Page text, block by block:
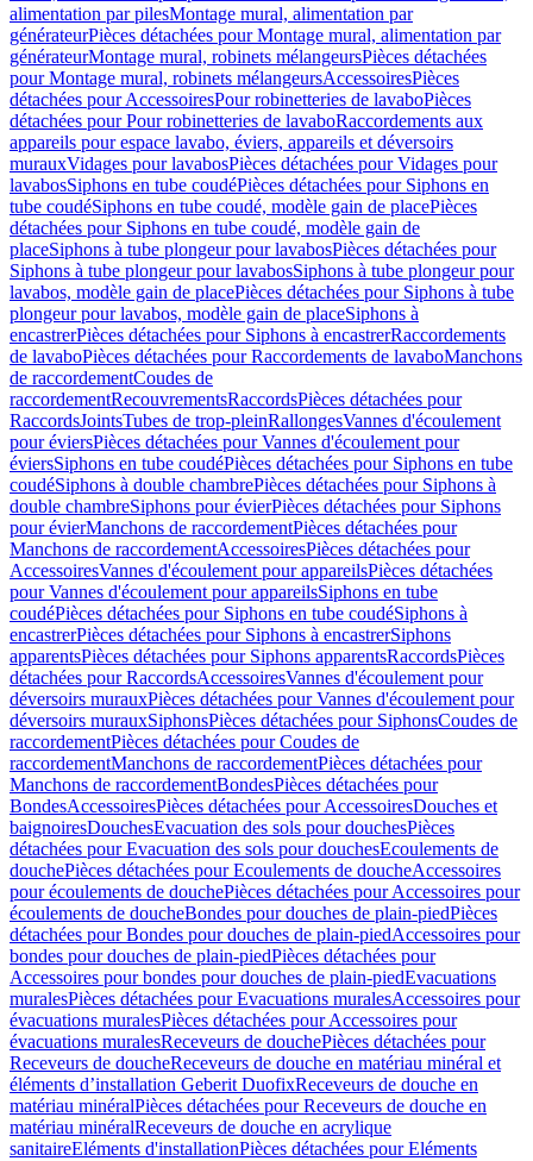
alimentation par pilesMontage mural, alimentation par
générateurPièces détachées pour Montage mural, alimentation par
générateurMontage mural, robinets mélangeursPièces détachées
pour Montage mural, robinets mélangeursAccessoiresPièces
détachées pour AccessoiresPour robinetteries de lavaboPièces
détachées pour Pour robinetteries de lavaboRaccordements aux
appareils pour espace lavabo, éviers, appareils et déversoirs
murauxVidages pour lavabosPièces détachées pour Vidages pour
lavabosSiphons en tube coudéPièces détachées pour Siphons en
tube coudéSiphons en tube coudé, modèle gain de placePièces
détachées pour Siphons en tube coudé, modèle gain de
placeSiphons à tube plongeur pour lavabosPièces détachées pour
Siphons à tube plongeur pour lavabosSiphons à tube plongeur pour
lavabos, modèle gain de placePièces détachées pour Siphons à tube
plongeur pour lavabos, modèle gain de placeSiphons à
encastrerPièces détachées pour Siphons à encastrerRaccordements
de lavaboPièces détachées pour Raccordements de lavaboManchons
de raccordementCoudes de
raccordementRecouvrementsRaccordsPièces détachées pour
RaccordsJointsTubes de trop-pleinRallongesVannes d'écoulement
pour éviersPièces détachées pour Vannes d'écoulement pour
éviersSiphons en tube coudéPièces détachées pour Siphons en tube
coudéSiphons à double chambrePièces détachées pour Siphons à
double chambreSiphons pour évierPièces détachées pour Siphons
pour évierManchons de raccordementPièces détachées pour
Manchons de raccordementAccessoiresPièces détachées pour
AccessoiresVannes d'écoulement pour appareilsPièces détachées
pour Vannes d'écoulement pour appareilsSiphons en tube
coudéPièces détachées pour Siphons en tube coudéSiphons à
encastrerPièces détachées pour Siphons à encastrerSiphons
apparentsPièces détachées pour Siphons apparentsRaccordsPièces
détachées pour RaccordsAccessoiresVannes d'écoulement pour
déversoirs murauxPièces détachées pour Vannes d'écoulement pour
déversoirs murauxSiphonsPièces détachées pour SiphonsCoudes de
raccordementPièces détachées pour Coudes de
raccordementManchons de raccordementPièces détachées pour
Manchons de raccordementBondesPièces détachées pour
BondesAccessoiresPièces détachées pour AccessoiresDouches et
baignoiresDouchesEvacuation des sols pour douchesPièces
détachées pour Evacuation des sols pour douchesEcoulements de
douchePièces détachées pour Ecoulements de doucheAccessoires
pour écoulements de douchePièces détachées pour Accessoires pour
écoulements de doucheBondes pour douches de plain-piedPièces
détachées pour Bondes pour douches de plain-piedAccessoires pour
bondes pour douches de plain-piedPièces détachées pour
Accessoires pour bondes pour douches de plain-piedEvacuations
muralesPièces détachées pour Evacuations muralesAccessoires pour
évacuations muralesPièces détachées pour Accessoires pour
évacuations muralesReceveurs de douchePièces détachées pour
Receveurs de doucheReceveurs de douche en matériau minéral et
éléments d’installation Geberit DuofixReceveurs de douche en
matériau minéralPièces détachées pour Receveurs de douche en
matériau minéralReceveurs de douche en acrylique
sanitaireEléments d'installationPièces détachées pour Eléments